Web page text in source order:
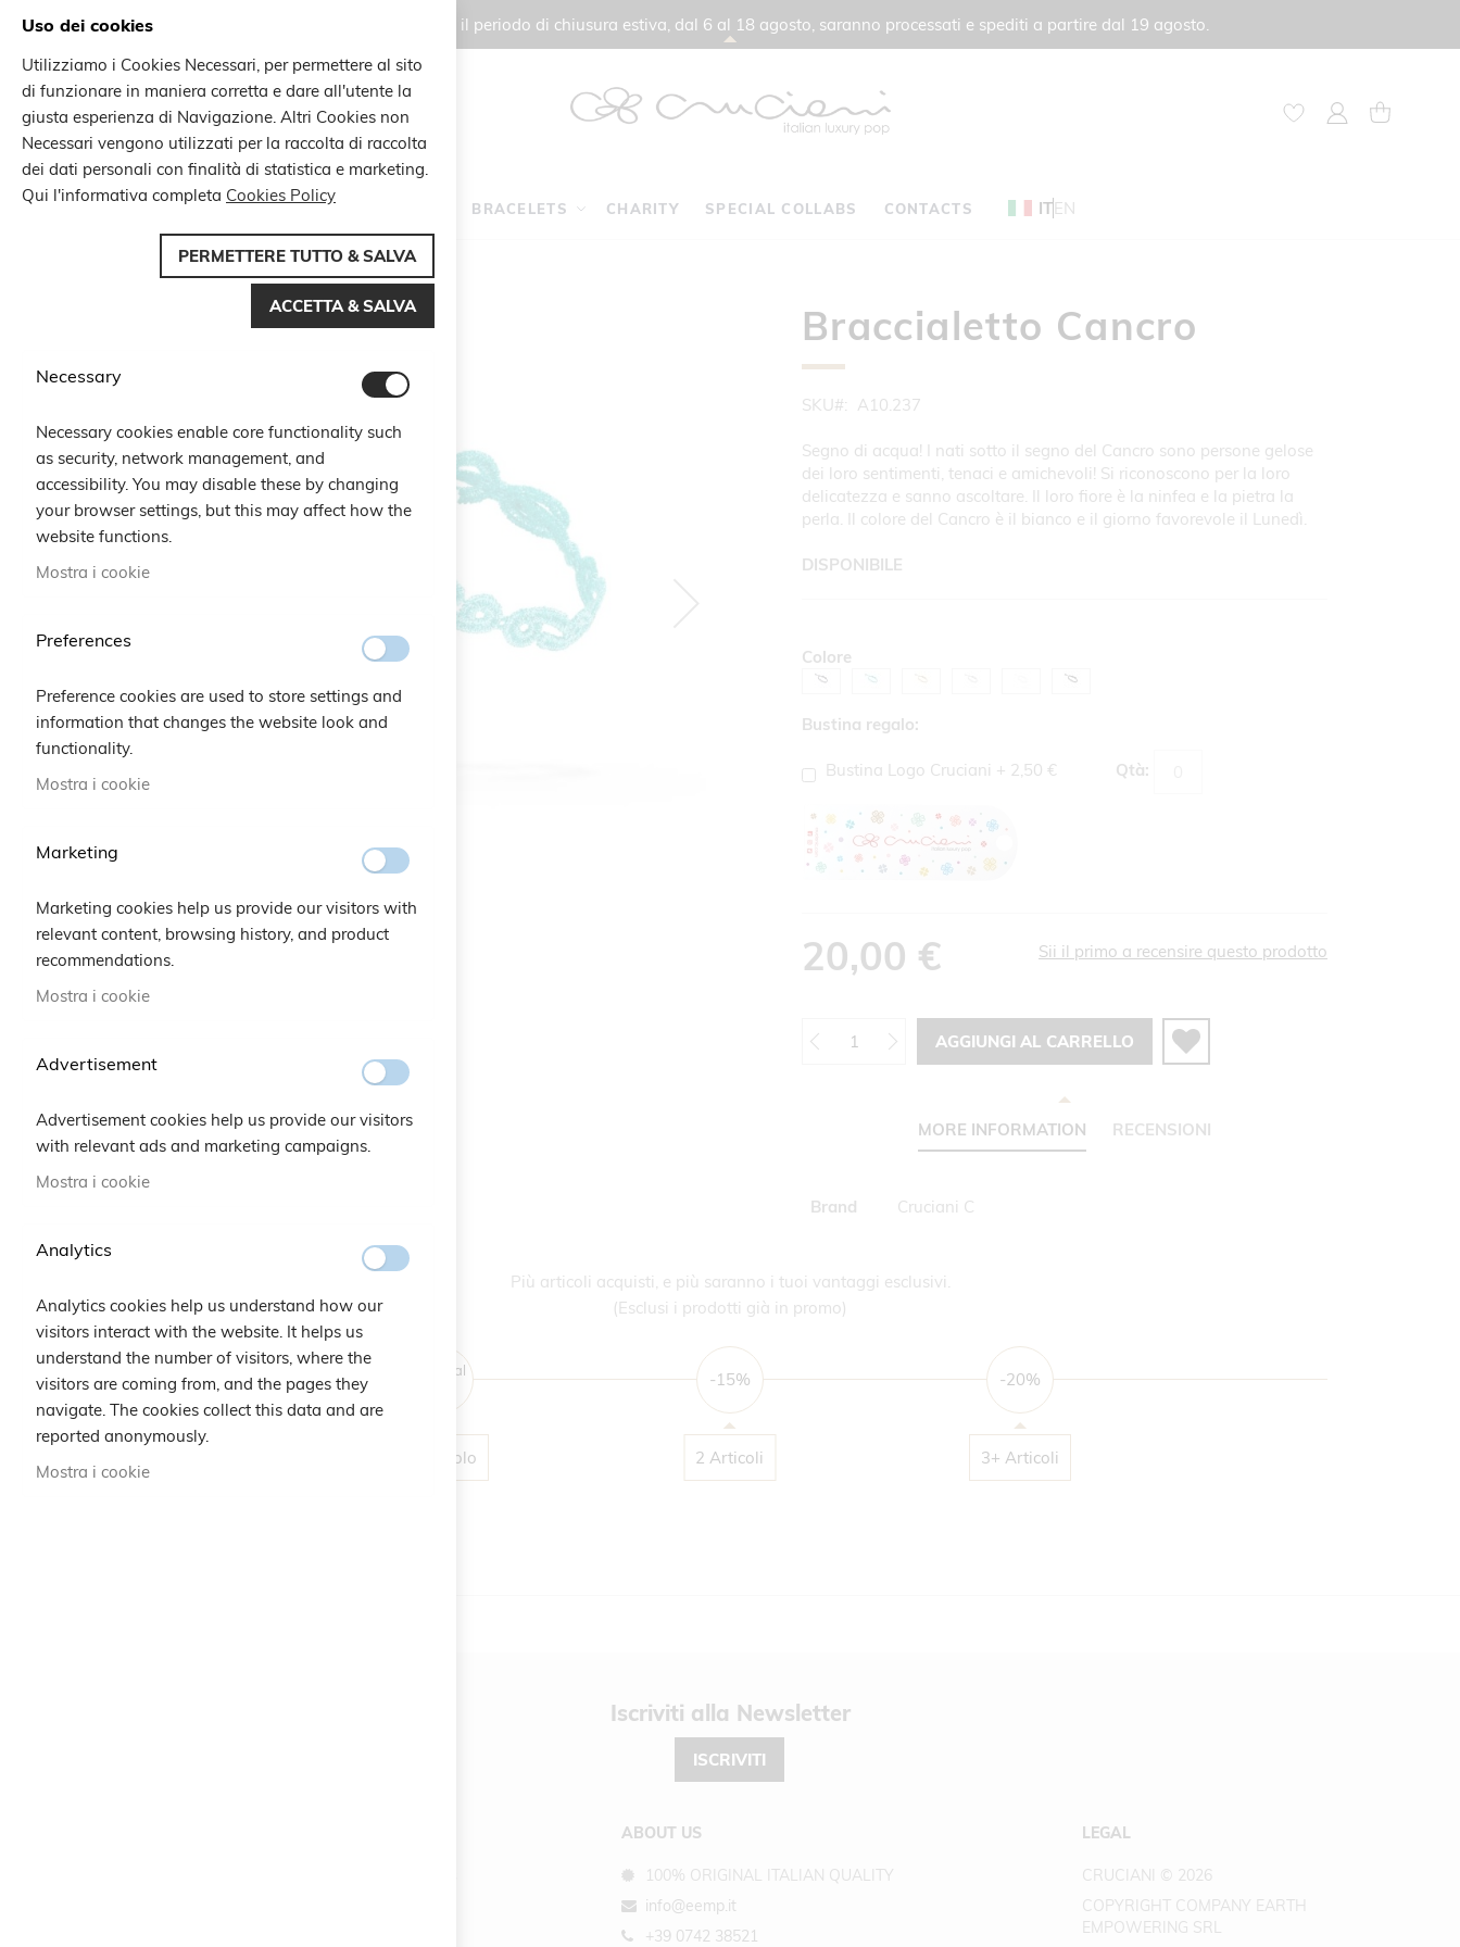
Gli ordini effettuati durante il periodo di chiusura estiva, dal 6 al 18 agosto, saranno processati e spediti a partire dal 19 agosto.
My Account
Carrello
Search
BRACELETS CHARITY SPECIAL COLLABS CONTACTS ITEN
Home Braccialetto Cancro
Braccialetto Cancro
SKU A10.237
Segno di acqua! I nati sotto il segno del Cancro sono persone gelose
dei loro sentimenti, tenaci e amichevoli! Si riconoscono per la loro
delicatezza e sanno ascoltare. Il loro fiore è la ninfea e la pietra la
perla. Il colore del Cancro è il bianco e il giorno favorevole il Lunedì.
DISPONIBILE
Colore
Bustina regalo:
Bustina Logo Cruciani + 2,50 € Qtà:
20,00 € Sii il primo a recensire questo prodotto
AGGIUNGI AL CARRELLO
MORE INFORMATION
Maggiori
Brand Cruciani C
RECENSIONI
di
immagini
all'inizio
di
immagini
Più articoli acquisti, e più saranno i tuoi vantaggi esclusivi.
(Esclusi i prodotti già in promo)
Original
1 Articolo
-15%
2 Articoli
-20%
3+ Articoli
Newsletter
ISCRIVITI
ABOUT US
100% ORIGINAL ITALIAN QUALITY
info@eemp.it
+39 0742 38521
LEGAL
CRUCIANI © 2026
COPYRIGHT COMPANY EARTH
EMPOWERING SRL
Uso dei cookies
Utilizziamo i Cookies Necessari, per permettere al sito
di funzionare in maniera corretta e dare all'utente la
giusta esperienza di Navigazione. Altri Cookies non
Necessari vengono utilizzati per la raccolta di raccolta
dei dati personali con finalità di statistica e marketing.
Qui l'informativa completa Cookies Policy
PERMETTERE TUTTO & SALVA
ACCETTA & SALVA
Necessary
Necessary cookies enable core functionality such
as security, network management, and
accessibility. You may disable these by changing
your browser settings, but this may affect how the
website functions.
Mostra i cookie
Preferences
Preference cookies are used to store settings and
information that changes the website look and
functionality.
Mostra i cookie
Marketing
Marketing cookies help us provide our visitors with
relevant content, browsing history, and product
recommendations.
Mostra i cookie
Advertisement
Advertisement cookies help us provide our visitors
with relevant ads and marketing campaigns.
Mostra i cookie
Analytics
Analytics cookies help us understand how our
visitors interact with the website. It helps us
understand the number of visitors, where the
visitors are coming from, and the pages they
navigate. The cookies collect this data and are
reported anonymously.
Mostra i cookie